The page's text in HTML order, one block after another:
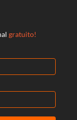
gratuito!